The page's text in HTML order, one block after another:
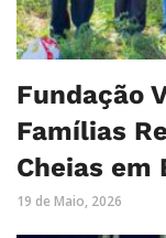
Fundação
Famílias
Cheias em
19 de Maio, 2026